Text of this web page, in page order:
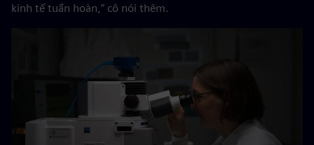
kinh tế tuần hoàn,” cô nói thêm.